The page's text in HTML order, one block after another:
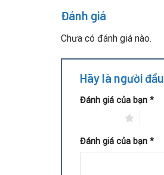
Đánh giá
Chưa có đánh giá nào.
Hãy là người
Đánh giá của bạn *
Đánh giá của bạn *